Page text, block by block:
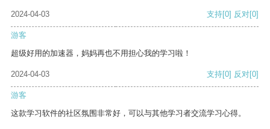
2024-04-03 支持[0] 反对[0]
游客
超级好用的加速器，妈妈再也不用担心我的学习啦！
2024-04-03 支持[0] 反对[0]
游客
这款学习软件的社区氛围非常好，可以与其他学习者交流学习心得。